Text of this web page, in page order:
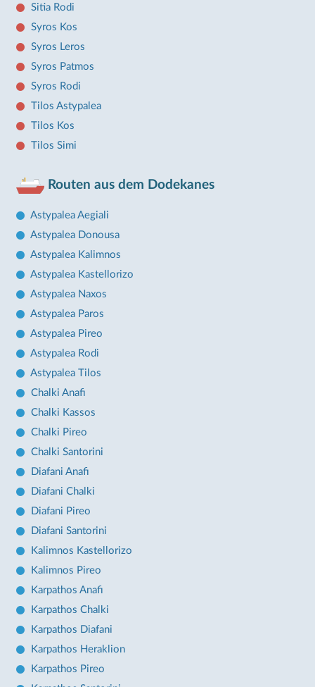
Sitia Rodi
Syros Kos
Syros Leros
Syros Patmos
Syros Rodi
Tilos Astypalea
Tilos Kos
Tilos Simi
Routen aus dem Dodekanes
Astypalea Aegiali
Astypalea Donousa
Astypalea Kalimnos
Astypalea Kastellorizo
Astypalea Naxos
Astypalea Paros
Astypalea Pireo
Astypalea Rodi
Astypalea Tilos
Chalki Anafi
Chalki Kassos
Chalki Pireo
Chalki Santorini
Diafani Anafi
Diafani Chalki
Diafani Pireo
Diafani Santorini
Kalimnos Kastellorizo
Kalimnos Pireo
Karpathos Anafi
Karpathos Chalki
Karpathos Diafani
Karpathos Heraklion
Karpathos Pireo